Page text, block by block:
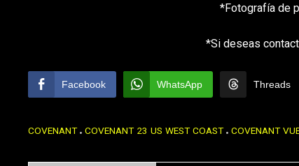
*Fotografía de
*Si deseas
Facebook WhatsApp Threads
COVENANT COVENANT 23 US WEST COAST COVENANT